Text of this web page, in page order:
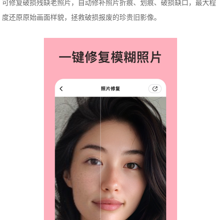
可修复破损残缺老照片，自动修补照片折痕、划痕、破损缺口，最大程
度还原原始画面样貌，拯救破损报废的珍贵旧影像。